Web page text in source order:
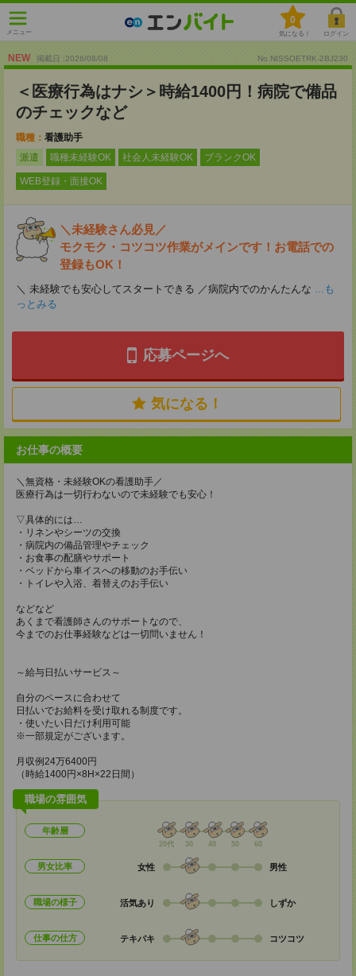
メニュー
0
気になる！ ログイン
NEW 掲載日 :2026/08/08 No.NISSOETRK-2BJ230
＜医療行為はナシ＞時給1400円！病院で備品
のチェックなど
職種： 看護助手
派遣
職種未経験OK 社会人未経験OK ブランクOK
WEB登録・面接OK
＼未経験さん必見／
モクモク・コツコツ作業がメインです！お電話での
登録もOK！
＼ 未経験でも安心してスタートできる ／病院内でのかんたんな ...も
っとみる
応募ページへ
気になる！
お仕事の概要
＼無資格・未経験OKの看護助手／
医療行為は一切行わないので未経験でも安心！
▽具体的には…
・リネンやシーツの交換
・病院内の備品管理やチェック
・お食事の配膳やサポート
・ベッドから車イスへの移動のお手伝い
・トイレや入浴、着替えのお手伝い
などなど
あくまで看護師さんのサポートなので、
今までのお仕事経験などは一切問いません！
～給与日払いサービス～
自分のペースに合わせて
日払いでお給料を受け取れる制度です。
・使いたい日だけ利用可能
※一部規定がございます。
月収例24万6400円
（時給1400円×8H×22日間）
職場の雰囲気
年齢層
20代 30 40 50 60
男女比率 女性 男性
職場の様子 活気あり しずか
仕事の仕方 テキパキ コツコツ